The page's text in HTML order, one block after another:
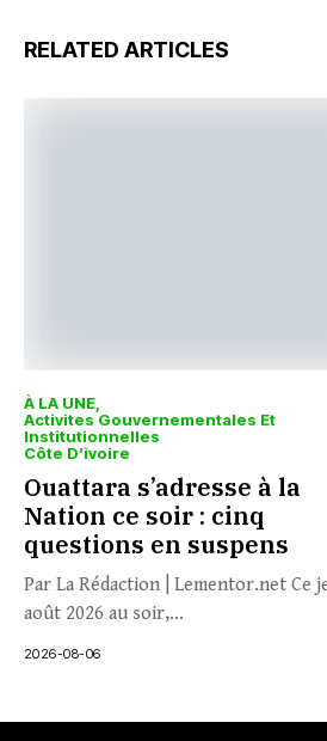
RELATED ARTICLES
À LA UNE
Activites Gouvernementales Et
Institutionnelles
Côte D’ivoire
Ouattara s’adresse à la
Nation ce soir : cinq
questions en suspens
Par La Rédaction | Lementor.net Ce
août 2026 au soir,...
2026-08-06